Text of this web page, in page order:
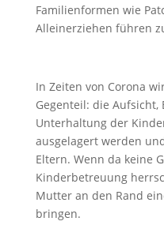
Familienformen wie
Alleinerziehen führen
In Zeiten von Corona
Gegenteil: die Aufsicht,
Unterhaltung der
ausgelagert werden
Eltern. Wenn da keine
Kinderbetreuung
Mutter an den Rand
bringen.